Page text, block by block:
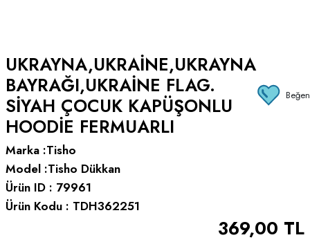
UKRAYNA,UKRAINE,UKRAYNA
BAYRAĞI,UKRAINE FLAG.
SIYAH ÇOCUK KAPÜŞONLU
HOODIE FERMUARLI
Beğen
Marka :Tisho
Model :Tisho Dükkan
Ürün ID : 79961
Ürün Kodu : TDH362251
369,00 TL